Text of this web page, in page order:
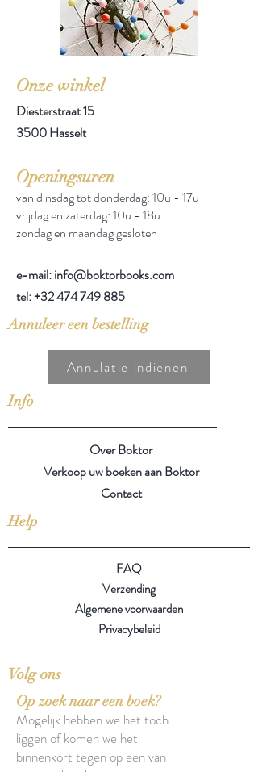
Onze winkel
Diesterstraat 15
3500 Hasselt
Openingsuren
van dinsdag tot donderdag: 10u - 17u
vrijdag en zaterdag: 10u - 18u
zondag en maandag gesloten
e-mail: info@boktorbooks.com
tel:+32 474 749 885
Annuleer een bestelling
Annulatie indienen
Info
Over Boktor
Verkoop uw boeken aan Boktor
Contact
Help
FAQ
Verzending
Algemene voorwaarden
Privacybeleid
Volg ons
Op zoek naar een boek?
Mogelijk hebben we het toch
liggen of komen we het
binnenkort tegen op een van